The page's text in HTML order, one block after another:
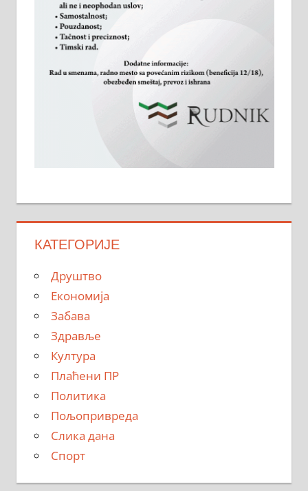
КАТЕГОРИЈЕ
Друштво
Економија
Забава
Здравље
Култура
Плаћени ПР
Политика
Пољопривреда
Слика дана
Спорт